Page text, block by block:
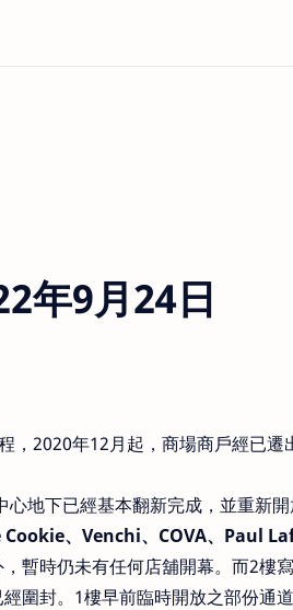
年9月24日
，2020年12月起，商場商戶經已遷
心地下已經基本翻新完成，並重新
Cookie、Venchi、COVA、Paul
暫時仍未有任何店舖開幕。而2樓
圍封。1樓早前臨時開放之部份通道